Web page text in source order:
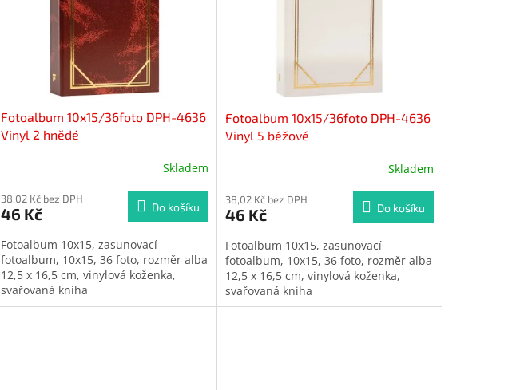
Fotoalbum 10x15/36foto DPH-4636
Vinyl 2 hnědé
Skladem
38,02 Kč bez DPH
46 Kč Do košíku
Fotoalbum 10x15, zasunovací
fotoalbum, 10x15, 36 foto, rozměr alba
12,5 x 16,5 cm, vinylová koženka,
svařovaná kniha
Fotoalbum 10x15/36foto DPH-4636
Vinyl 5 béžové
Skladem
38,02 Kč bez DPH
46 Kč Do košíku
Fotoalbum 10x15, zasunovací
fotoalbum, 10x15, 36 foto, rozměr alba
12,5 x 16,5 cm, vinylová koženka,
svařovaná kniha